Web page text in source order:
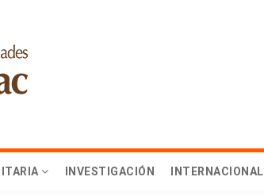
INVESTIGACIÓN INTERNACIONAL